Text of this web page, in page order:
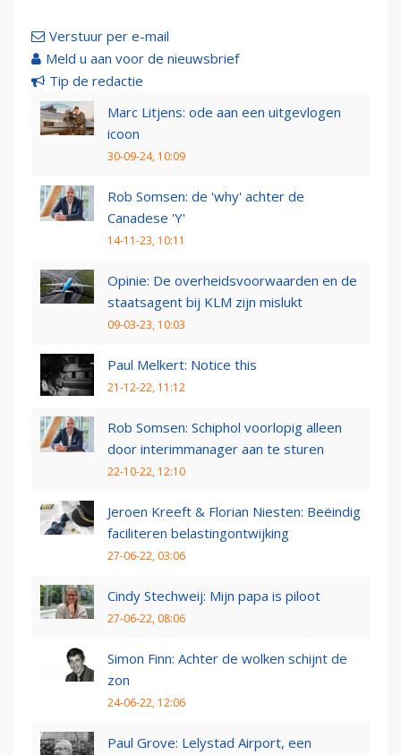
Verstuur per e-mail
Meld u aan voor de nieuwsbrief
Tip de redactie
Marc Litjens: ode aan een uitgevlogen
icoon
30-09-24, 10:09
Rob Somsen: de 'why' achter de
Canadese 'Y'
14-11-23, 10:11
Opinie: De overheidsvoorwaarden en de
staatsagent bij KLM zijn mislukt
09-03-23, 10:03
Paul Melkert: Notice this
21-12-22, 11:12
Rob Somsen: Schiphol voorlopig alleen
door interimmanager aan te sturen
22-10-22, 12:10
Jeroen Kreeft & Florian Niesten: Beëindig
faciliteren belastingontwijking
27-06-22, 03:06
Cindy Stechweij: Mijn papa is piloot
27-06-22, 08:06
Simon Finn: Achter de wolken schijnt de
zon
24-06-22, 12:06
Paul Grove: Lelystad Airport, een